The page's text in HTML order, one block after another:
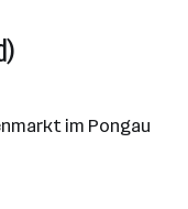
im Pongau